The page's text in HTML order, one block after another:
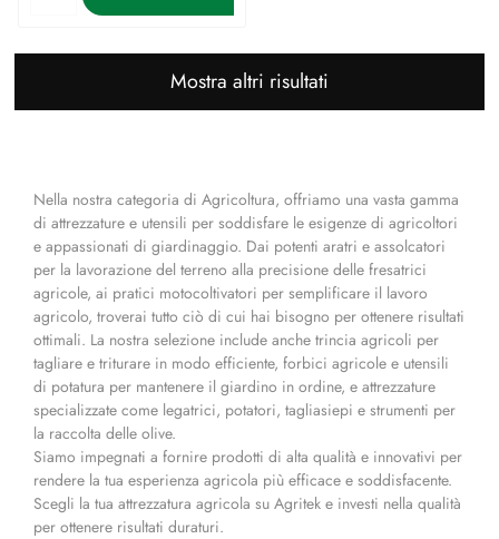
Mostra altri risultati
Nella nostra categoria di Agricoltura, offriamo una vasta gamma
di attrezzature e utensili per soddisfare le esigenze di agricoltori
e appassionati di giardinaggio. Dai potenti aratri e assolcatori
per la lavorazione del terreno alla precisione delle fresatrici
agricole, ai pratici motocoltivatori per semplificare il lavoro
agricolo, troverai tutto ciò di cui hai bisogno per ottenere risultati
ottimali. La nostra selezione include anche trincia agricoli per
tagliare e triturare in modo efficiente, forbici agricole e utensili
di potatura per mantenere il giardino in ordine, e attrezzature
specializzate come legatrici, potatori, tagliasiepi e strumenti per
la raccolta delle olive.
Siamo impegnati a fornire prodotti di alta qualità e innovativi per
rendere la tua esperienza agricola più efficace e soddisfacente.
Scegli la tua attrezzatura agricola su Agritek e investi nella qualità
per ottenere risultati duraturi.